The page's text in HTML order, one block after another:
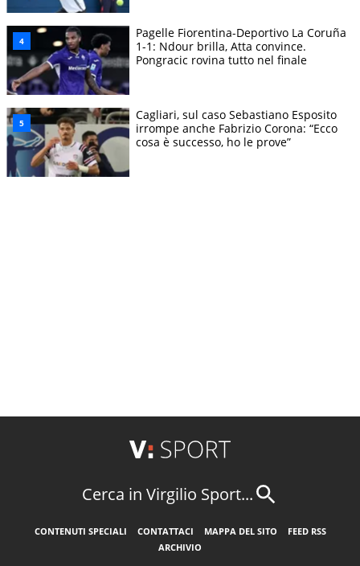
Pagelle Fiorentina-Deportivo La Coruña
1-1: Ndour brilla, Atta convince.
Pongracic rovina tutto nel finale
Cagliari, sul caso Sebastiano Esposito
irrompe anche Fabrizio Corona: “Ecco
cosa è successo, ho le prove”
Cerca in Virgilio Sport...
CONTENUTI SPECIALI CONTATTACI MAPPA DEL SITO
FEED RSS
ARCHIVIO